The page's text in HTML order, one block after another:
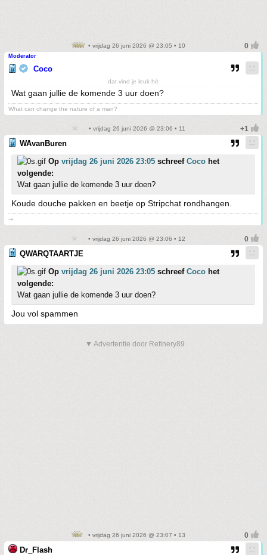
• vrijdag 26 juni 2026 @ 23:05 • 10
Moderator
Coco
dat vind je leuk hè
Wat gaan jullie de komende 3 uur doen?
What can change the nature of a man?
• vrijdag 26 juni 2026 @ 23:06 • 11
WAvanBuren
Op vrijdag 26 juni 2026 23:05 schreef Coco het
volgende:
Wat gaan jullie de komende 3 uur doen?
Koude douche pakken en beetje op Stripchat rondhangen.
➞
• vrijdag 26 juni 2026 @ 23:06 • 12
QWARQTAARTJE
Op vrijdag 26 juni 2026 23:05 schreef Coco het
volgende:
Wat gaan jullie de komende 3 uur doen?
Jou vol spammen
▼ Advertentie door Refinery89
• vrijdag 26 juni 2026 @ 23:07 • 13
Dr_Flash